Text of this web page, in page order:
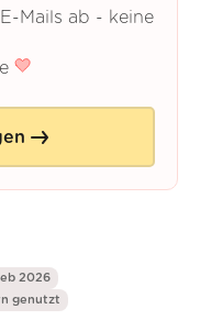
Mails ab - keine
2026
genutzt